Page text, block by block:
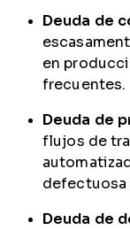
Deuda de
en
frecuentes.
Deuda de
flujos de
defectuosa
Deuda de